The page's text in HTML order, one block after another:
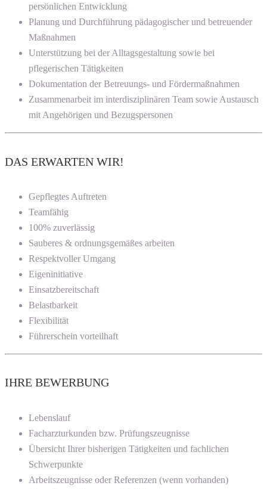
persönlichen Entwicklung
Planung und Durchführung pädagogischer und betreuender
Maßnahmen
Unterstützung bei der Alltagsgestaltung sowie bei
pflegerischen Tätigkeiten
Dokumentation der Betreuungs- und Fördermaßnahmen
Zusammenarbeit im interdisziplinären Team sowie Austausch
mit Angehörigen und Bezugspersonen
DAS ERWARTEN WIR!
Gepflegtes Auftreten
Teamfähig
100% zuverlässig
Sauberes & ordnungsgemäßes arbeiten
Respektvoller Umgang
Eigeninitiative
Einsatzbereitschaft
Belastbarkeit
Flexibilität
Führerschein vorteilhaft
IHRE BEWERBUNG
Lebenslauf
Facharzturkunden bzw. Prüfungszeugnisse
Übersicht Ihrer bisherigen Tätigkeiten und fachlichen
Schwerpunkte
Arbeitszeugnisse oder Referenzen (wenn vorhanden)